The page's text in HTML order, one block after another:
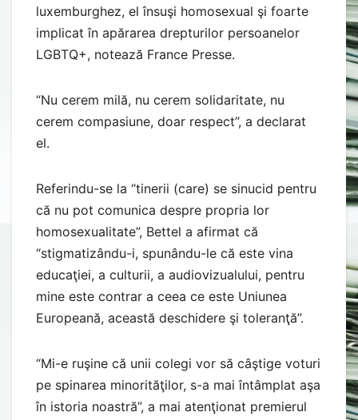
luxemburghez, el însuşi homosexual şi foarte
implicat în apărarea drepturilor persoanelor
LGBTQ+, notează France Presse.
“Nu cerem milă, nu cerem solidaritate, nu
cerem compasiune, doar respect”, a declarat
el.
Referindu-se la “tinerii (care) se sinucid pentru
că nu pot comunica despre propria lor
homosexualitate”, Bettel a afirmat că
“stigmatizându-i, spunându-le că este vina
educaţiei, a culturii, a audiovizualului, pentru
mine este contrar a ceea ce este Uniunea
Europeană, această deschidere şi toleranţă”.
“Mi-e ruşine că unii colegi vor să câştige voturi
pe spinarea minorităţilor, s-a mai întâmplat aşa
în istoria noastră”, a mai atenţionat premierul